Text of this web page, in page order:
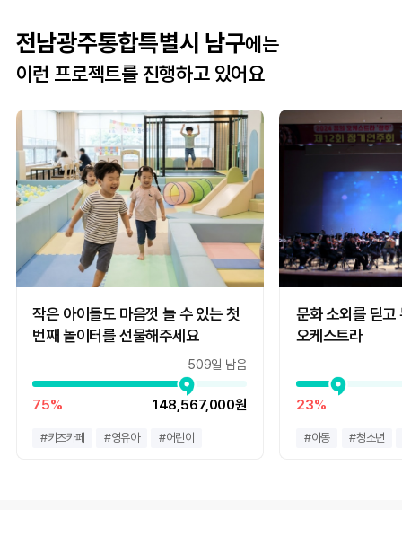
전남광주통합특별시 남구에는
이런 프로젝트를 진행하고 있어요
작은 아이들도 마음껏 놀 수 있는 첫
번째 놀이터를 선물해주세요
509일 남음
75% 148,567,000원
#키즈카페 #영유아 #어린이
문화 소외를 딛고
오케스트라
23%
#아동 #청소년